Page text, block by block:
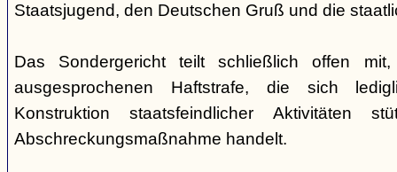
Staatsjugend, den Deutschen Gruß und die
Das Sondergericht teilt schließlich offen
ausgesprochenen Haftstrafe, die sich
Konstruktion staatsfeindlicher Aktivitäten
Abschreckungsmaßnahme handelt.